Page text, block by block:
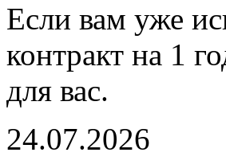
Если вам уже
контракт на 1
для вас.
24.07.2026